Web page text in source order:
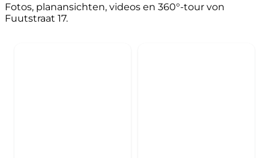
Fotos, planansichten, videos en 360°-tour von
Fuutstraat 17.